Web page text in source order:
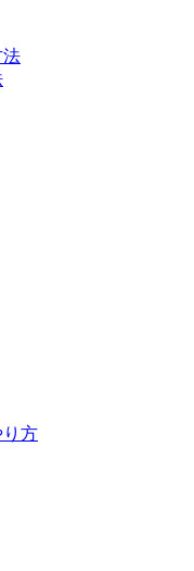
法
方